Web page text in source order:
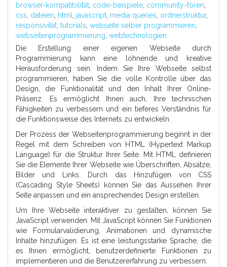
browser-kompatibilität code-beispiele community-foren
css dateien html javascript media queries ordnerstruktur,
responsivität tutorials webseite selber programmieren
webseitenprogrammierung webtechnologien
Die Erstellung einer eigenen Webseite durch
Programmierung kann eine lohnende und kreative
Herausforderung sein. Indem Sie Ihre Webseite selbst
programmieren, haben Sie die volle Kontrolle über das
Design, die Funktionalität und den Inhalt Ihrer Online-
Präsenz. Es ermöglicht Ihnen auch, Ihre technischen
Fähigkeiten zu verbessern und ein tieferes Verständnis für
die Funktionsweise des Internets zu entwickeln.
Der Prozess der Webseitenprogrammierung beginnt in der
Regel mit dem Schreiben von HTML (Hypertext Markup
Language) für die Struktur Ihrer Seite. Mit HTML definieren
Sie die Elemente Ihrer Webseite wie Überschriften, Absätze,
Bilder und Links. Durch das Hinzufügen von CSS
(Cascading Style Sheets) können Sie das Aussehen Ihrer
Seite anpassen und ein ansprechendes Design erstellen.
Um Ihre Webseite interaktiver zu gestalten, können Sie
JavaScript verwenden. Mit JavaScript können Sie Funktionen
wie Formularvalidierung, Animationen und dynamische
Inhalte hinzufügen. Es ist eine leistungsstarke Sprache, die
es Ihnen ermöglicht, benutzerdefinierte Funktionen zu
implementieren und die Benutzererfahrung zu verbessern.